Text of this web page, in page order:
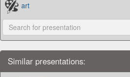
art
Similar presentations: